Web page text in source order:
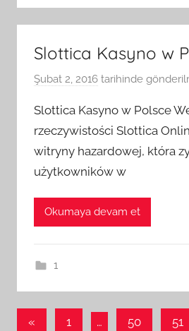
Slottica Kasyno w
Şubat 2, 2016 tarihinde
Slottica Kasyno w Polsce
rzeczywistości Slottica
witryny hazardowej, która
użytkowników w
Okumaya devam et
1
Yazı
« Önceki1 … 50 51